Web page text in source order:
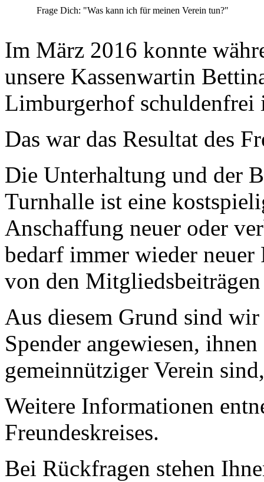
Frage Dich: "Was kann ich für meinen Verein tun?"
Im März 2016 konnte
unsere Kassenwartin
Limburgerhof schuldenfrei
Das war das Resultat des
Die Unterhaltung und der
Turnhalle ist eine
Anschaffung neuer oder
bedarf immer wieder
von den
Aus diesem Grund sind
Spender angewiesen,
gemeinnütziger Verein
Weitere Informationen
Freundeskreises.
Bei Rückfragen stehen